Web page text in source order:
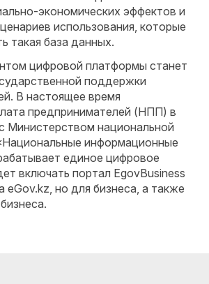
экономических эффектов и
использования, которые
такая база данных.
цифровой платформы станет
поддержки
В настоящее время
предпринимателей (НПП) в
Министерством национальной
информационные
единое цифровое
включать портал EgovBusiness
eGov.kz, но для бизнеса, а также